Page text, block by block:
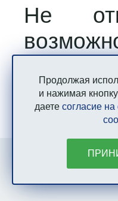
Не
Продолжая
и нажимая
даетесогласие